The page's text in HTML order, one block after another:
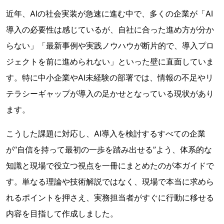
近年、AIの社会実装が急速に進む中で、多くの企業が「AI
導入の必要性は感じているが、自社に合った進め方が分か
らない」「最新事例や実践ノウハウが断片的で、導入プロ
ジェクトを前に進められない」といった壁に直面していま
す。特に中小企業やAI未経験の部署では、情報の不足やリ
テラシーギャップが導入の足かせとなっている現状があり
ます。
こうした課題に対応し、AI導入を検討するすべての企業
が“自信を持って最初の一歩を踏み出せる”よう、体系的な
知識と現場で役立つ視点を一冊にまとめたのが本ガイドで
す。単なる理論や技術解説ではなく、現場で本当に求めら
れるポイントを押さえ、実務担当者がすぐに行動に移せる
内容を目指して作成しました。